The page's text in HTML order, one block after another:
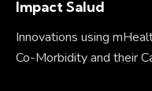
Impact Salud
Innovations using
Co-Morbidity and their